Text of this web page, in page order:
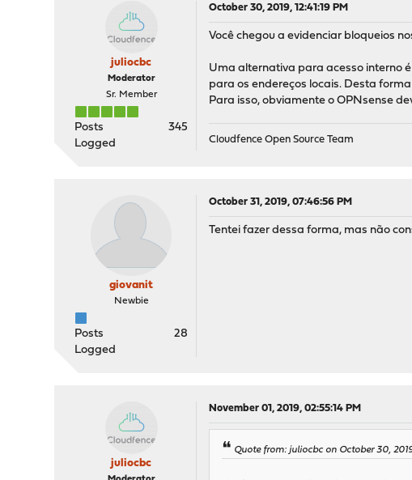
juliocbc
Moderator
Sr. Member
Posts
345
Logged
October 30, 2019, 12:41:19 PM
Você chegou a evidenciar bloqueios
Uma alternativa para acesso interno
para os endereços locais. Desta
Para isso, obviamente o OPNsense
Cloudfence Open Source Team
giovanit
Newbie
Posts
28
Logged
October 31, 2019, 07:46:56 PM
Tentei fazer dessa forma, mas não
juliocbc
November 01, 2019, 02:55:14 PM
Quote from: juliocbc on October 30,